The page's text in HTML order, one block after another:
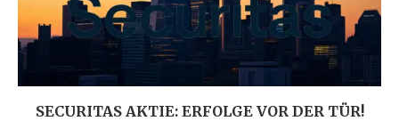
SECURITAS AKTIE: ERFOLGE VOR DER TÜR!